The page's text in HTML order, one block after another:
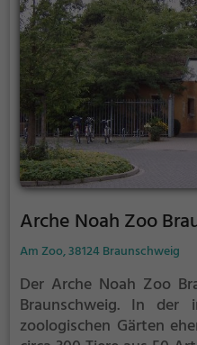
Arche Noah Zoo
Am Zoo, 38124 Braunschweig
Der Arche Noah Zoo
Braunschweig. In der
zoologischen Gärten